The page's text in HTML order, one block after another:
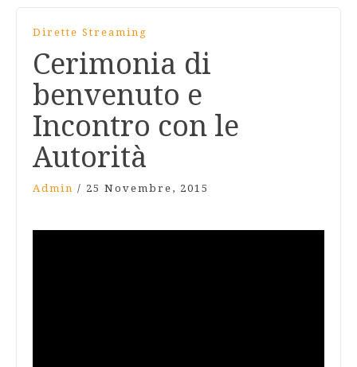
Dirette Streaming
Cerimonia di
benvenuto e
Incontro con le
Autorità
Admin / 25 Novembre, 2015